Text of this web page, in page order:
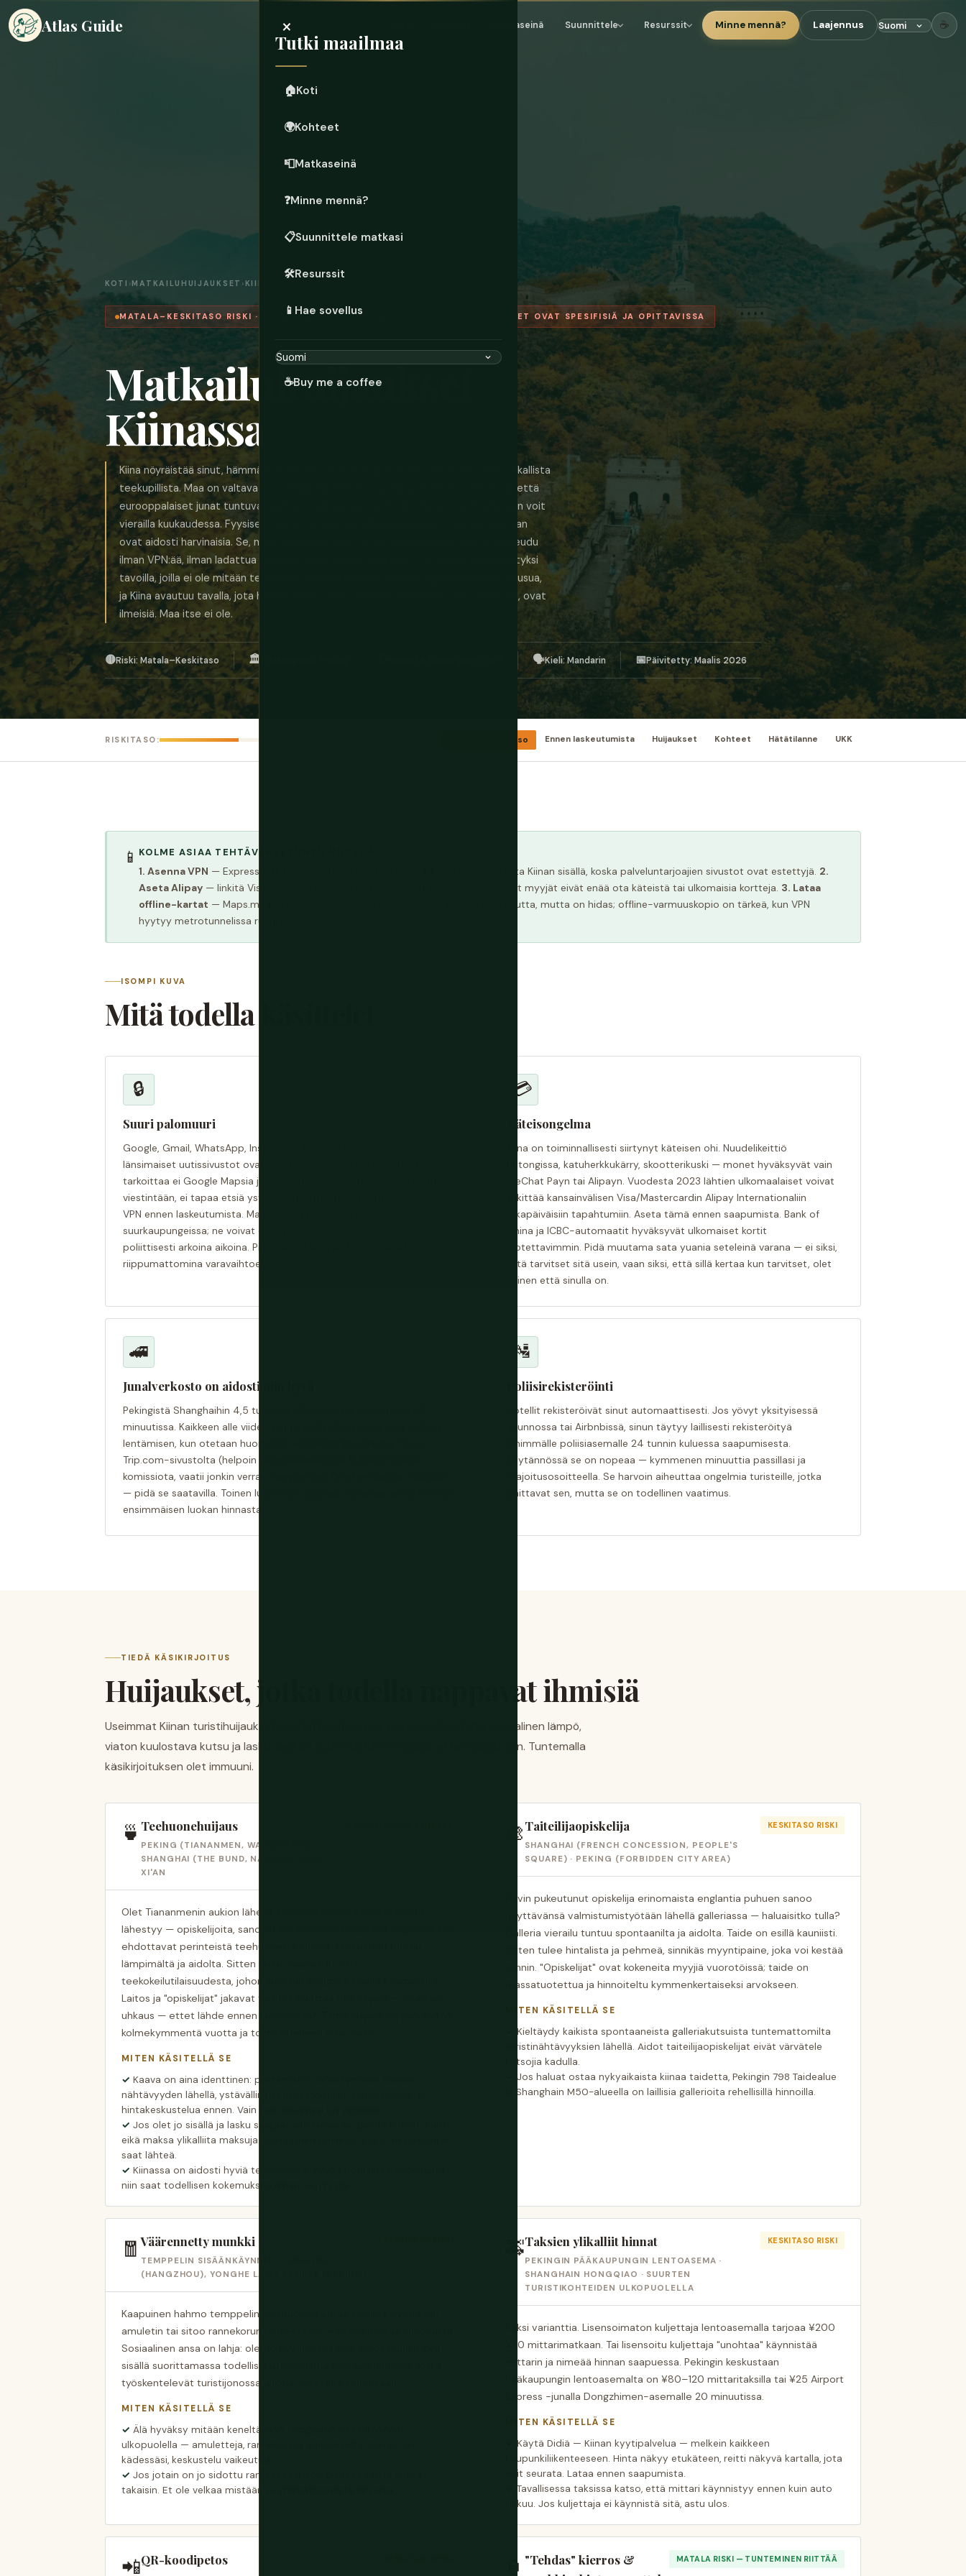
Atlas Guide Matkaseinä Suunnittele Resurssit Minne mennä? Laajennus ☕
×
Tutki maailmaa
🏠Koti
🌍Kohteet
📮Matkaseinä
❓Minne mennä?
📋Suunnittele matkasi
🛠️Resurssit
📱 Hae sovellus
☕Buy me a coffee
KOTI ›MATKAILUHUIJAUKSET ›KIINA
MATALA–KESKITASO RISKI · VALMISTAUDU ENNEN LASKEUTUMISTA · HUIJAUKSET OVAT SPESIFISIÄ JA OPITTAVISSA
Matkailuhuijaukset
Kiinassa
Kiina nöyräistää sinut, hämmästyttää sinut ja joskus yrittää myydä sinulle kolme ylikallista
teekupillista. Maa on valtava — 1,4 miljardia ihmistä, nopea junaverkosto niin hyvä, että
eurooppalaiset junat tuntuvat pahoitteluiltaan, ja enemmän Unescon kohteita kuin voit
vierailla kuukaudessa. Fyysisesti se on turvallinen: väkivaltarikokset turisteja vastaan
ovat aidosti harvinaisia. Se, mikä nappaa ihmisiä, on valmistautumisen puute. Laskeudu
ilman VPN:ää, ilman ladattua Alipayta, ilman offline-karttoja — ja tunnet olosi hylätyksi
tavoilla, joilla ei ole mitään tekemistä rikosten kanssa. Järjestä logistiikka ennen nousua,
ja Kiina avautuu tavalla, jota harvat maat voivat vastata. Huijaukset, kun tiedät ne, ovat
ilmeisiä. Maa itse ei ole.
🟡Riski: Matala–Keskitaso 🏛️ 🗣️Kieli: Mandarin 📅Päivitetty: Maalis 2026
RISKITASO: Matala–Keskitaso Ennen laskeutumista Huijaukset Kohteet Hätätilanne UKK
📱 KOLME ASIAA TEHTÄVÄKSI ENNEN NOUSUA
1. Asenna VPN — ExpressVPN, NordVPN tai Astrill. Testaa se. Et voi ladata sellaista Kiinan sisällä, koska palveluntarjoajien sivustot ovat estettyjä. 2.
Aseta Alipay — linkitä Visa- tai Mastercard-korttisi Alipay Internationaliin. Monet myyjät eivät enää ota käteistä tai ulkomaisia kortteja. 3. Lataa
offline-kartat — Maps.me tiettyihin kaupunkeihisi. Google Maps toimii VPN:n kautta, mutta on hidas; offline-varmuuskopio on tärkeä, kun VPN
hyytyy metrotunnelissa ruuhka-aikaan.
ISOMPI KUVA
Mitä todella käsittelet
🔒
Suuri palomuuri
Google, Gmail, WhatsApp, Instagram, Facebook ja useimmat
länsimaiset uutissivustot ovat estettyjä. Tämä ei ole pieni haitta — se
tarkoittaa ei Google Mapsia juna-asemalla, ei WhatsAppia hotelliin
viestintään, ei tapaa etsiä ystävän suosittelemaa ravintolaa. Asenna
VPN ennen laskeutumista. Maassa VPN:t toimivat hyvin
suurkaupungeissa; ne voivat olla epätasaisia maaseudulla tai
poliittisesti arkoina aikoina. Pidä Baidu Maps ja WeChat ladattuna VPN-
riippumattomina varavaihtoehtoina.
💳
Käteisongelma
Kiina on toiminnallisesti siirtynyt käteisen ohi. Nuudelikeittiö
hutongissa, katuherkkukärry, skootterikuski — monet hyväksyvät vain
WeChat Payn tai Alipayn. Vuodesta 2023 lähtien ulkomaalaiset voivat
linkittää kansainvälisen Visa/Mastercardin Alipay Internationaliin
jokapäiväisiin tapahtumiin. Aseta tämä ennen saapumista. Bank of
China ja ICBC-automaatit hyväksyvät ulkomaiset kortit
luotettavimmin. Pidä muutama sata yuania seteleinä varana — ei siksi,
että tarvitset sitä usein, vaan siksi, että sillä kertaa kun tarvitset, olet
iloinen että sinulla on.
🚄
Junalverkosto on aidosti niin hyvä
Pekingistä Shanghaihin 4,5 tunnissa. Shanghaista Hangzhoun 45
minuutissa. Kaikkeen alle viiden tunnin matkoihin nopea juna voittaa
lentämisen, kun otetaan huomioon lentokenttäbyrokratia. Varaa
Trip.com-sivustolta (helpoin ulkomaalaisille) tai 12306.cn:stä (ei
komissiota, vaatii jonkin verran navigointia). Tarvitset passisi nousuun
— pidä se saatavilla. Toinen luokka on sujuvaa, mukavaa ja murto-osa
ensimmäisen luokan hinnasta.
🛂
Poliisirekisteröinti
Hotellit rekisteröivät sinut automaattisesti. Jos yövyt yksityisessä
asunnossa tai Airbnbissä, sinun täytyy laillisesti rekisteröityä
lähimmälle poliisiasemalle 24 tunnin kuluessa saapumisesta.
Käytännössä se on nopeaa — kymmenen minuuttia passillasi ja
majoitusosoitteella. Se harvoin aiheuttaa ongelmia turisteille, jotka
ohittavat sen, mutta se on todellinen vaatimus.
TIEDÄ KÄSIKIRJOITUS
Huijaukset, jotka todella nappavat ihmisiä
Useimmat Kiinan turistihuijaukset noudattavat samaa kaavaa: valmisteltu sosiaalinen lämpö,
viaton kuulostava kutsu ja lasku, joka on suunniteltu niin noloksi, että maksat sen. Tuntemalla
käsikirjoituksen olet immuuni.
🍵 Teehuonehuijaus
PEKING (TIANANMEN, WANGFUJING) ·
SHANGHAI (THE BUND, NANJING ROAD) ·
XI'AN
Olet Tiananmenin aukion lähellä. Kaksi ystävällistä nuorta naista
lähestyy — opiskelijoita, sanovat he, haluavat harjoitella englantia. He
ehdottavat perinteistä teehuonetta lähellä. Keskustelu tuntuu
lämpimältä ja aidolta. Sitten lasku saapuu: ¥1 200
teekokeilutilaisuudesta, johon suostuit epämääräisellä käsimerkillä.
Laitos ja "opiskelijat" jakavat tuoton. Saattaa olla vihjaus — ei aivan
uhkaus — ettet lähde ennen kuin maksat. Tämä huijaus on pyörinyt yli
kolmekymmentä vuotta ja toimii edelleen joka viikko.
MITEN KÄSITELLÄ SE
Kaava on aina identtinen: pyytämätön lähestyminen suuren
nähtävyyden lähellä, ystävällinen kutsu johonkin "perinteiseen", ei
hintakeskustelua ennen. Vain tuo sekvenssi on signaalisi.
Jos olet jo sisällä ja lasku saapuu, valokuvaa se, pyydä eritelty kuitti
eikä maksa ylikalliita maksuja. Sosiaalinen paine on koko mekanismi —
saat lähteä.
Kiinassa on aidosti hyviä teehuoneita. Pyydä hotelliltasi suositusta,
niin saat todellisen kokemuksen ilman väijytystä.
🎨Taiteilijaopiskelija
SHANGHAI (FRENCH CONCESSION, PEOPLE'S
SQUARE) · PEKING (FORBIDDEN CITY AREA)
KESKITASO RISKI
Hyvin pukeutunut opiskelija erinomaista englantia puhuen sanoo
näyttävänsä valmistumistyötään lähellä galleriassa — haluaisitko tulla?
Galleria vierailu tuntuu spontaanilta ja aidolta. Taide on esillä kauniisti.
Sitten tulee hintalista ja pehmeä, sinnikäs myyntipaine, joka voi kestää
tunnin. "Opiskelijat" ovat kokeneita myyjiä vuorotöissä; taide on
massatuotettua ja hinnoiteltu kymmenkertaiseksi arvokseen.
MITEN KÄSITELLÄ SE
Kieltäydy kaikista spontaaneista galleriakutsuista tuntemattomilta
turistinähtävyyksien lähellä. Aidot taiteilijaopiskelijat eivät värvätele
katsojia kadulla.
Jos haluat ostaa nykyaikaista kiinaa taidetta, Pekingin 798 Taidealue
ja Shanghain M50-alueella on laillisia gallerioita rehellisillä hinnoilla.
🧧 Väärennetty munkki
TEMPPELIN SISÄÄNKÄYNNIT — LINGYIN
(HANGZHOU), YONGHE LAMA TEMPLE (PEKING)
Kaapuinen hahmo temppelin ulkopuolella antaa sinulle kaiverretun
amuletin tai sitoo rannekorun ranteeseesi — sitten pyytää lahjoitusta.
Sosiaalinen ansa on lahja: olet jo hyväksynyt sen. Aidot munkit ovat
sisällä suorittamassa todellisia uskonnollisia tehtäviä. Ihmiset, jotka
työskentelevät turistijonossa ulkona, eivät liity kehenkään.
MITEN KÄSITELLÄ SE
Älä hyväksy mitään keneltäkään temppelin sisäänkäynnin
ulkopuolella — amuletteja, rannekoruja, suitsukkeita. Kun se on
kädessäsi, keskustelu vaikeutuu.
Jos jotain on jo sidottu ranteeseesi, voit poistaa sen ja antaa
takaisin. Et ole velkaa mistään pyytämättömästä lahjasta.
🚕Taksien ylikalliit hinnat
PEKINGIN PÄÄKAUPUNGIN LENTOASEMA ·
SHANGHAIN HONGQIAO · SUURTEN
TURISTIKOHTEIDEN ULKOPUOLELLA
KESKITASO RISKI
Kaksi varianttia. Lisensoimaton kuljettaja lentoasemalla tarjoaa ¥200
¥70 mittarimatkaan. Tai lisensoitu kuljettaja "unohtaa" käynnistää
mittarin ja nimeää hinnan saapuessa. Pekingin keskustaan
Pääkaupungin lentoasemalta on ¥80–120 mittaritaksilla tai ¥25 Airport
Express -junalla Dongzhimen-asemalle 20 minuutissa.
MITEN KÄSITELLÄ SE
Käytä Didiä — Kiinan kyytipalvelua — melkein kaikkeen
kaupunkiliikenteeseen. Hinta näkyy etukäteen, reitti näkyvä kartalla, jota
voit seurata. Lataa ennen saapumista.
Tavallisessa taksissa katso, että mittari käynnistyy ennen kuin auto
liikkuu. Jos kuljettaja ei käynnistä sitä, astu ulos.
📲QR-koodipetos 🏮 "Tehdas" kierros &
MATALA RISKI — TUNTEMINEN RIITTÄÄ